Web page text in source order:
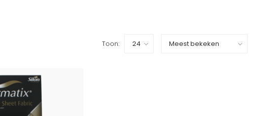
Toon: